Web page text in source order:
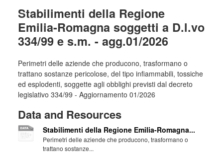
Stabilimenti della Regione
Emilia-Romagna soggetti a D.l.vo
334/99 e s.m. - agg.01/2026
Perimetri delle aziende che producono, trasformano o
trattano sostanze pericolose, del tipo infiammabili, tossiche
ed esplodenti, soggette agli obblighi previsti dal decreto
legislativo 334/99 - Aggiornamento 01/2026
Data and Resources
Stabilimenti della Regione Emilia-Romagna...
Perimetri delle aziende che producono, trasformano o
trattano sostanze...